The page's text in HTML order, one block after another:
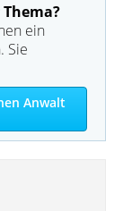
ein
Sie
Anwalt